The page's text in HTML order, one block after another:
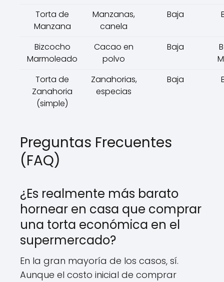
Torta de
Manzana
Manzanas,
canela
Baja
Bizcocho
Marmoleado
Cacao en
polvo
Baja
Torta de
Zanahoria
(simple)
Zanahorias,
especias
Baja
Preguntas Frecuentes
(FAQ)
¿Es realmente más barato
hornear en casa que comprar
una torta económica en el
supermercado?
En la gran mayoría de los casos, sí.
Aunque el costo inicial de comprar